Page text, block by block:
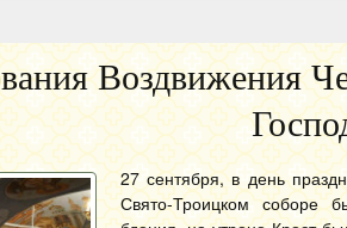
Воздвижения
27 сентября, в день
Свято-Троицком соборе